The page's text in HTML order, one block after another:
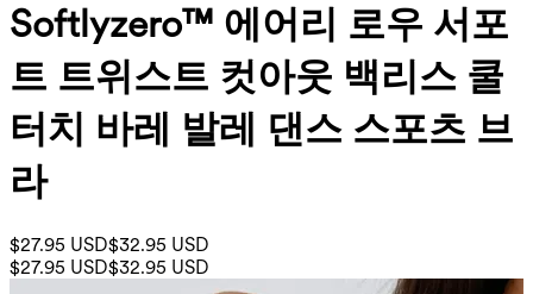
Softlyzero™ 에어리 로우 서포
트 트위스트 컷아웃 백리스 쿨
터치 바레 발레 댄스 스포츠 브
라
$27.95 USD$32.95 USD
$27.95 USD$32.95 USD